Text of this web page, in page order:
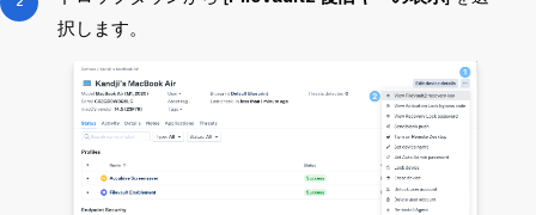
択します。